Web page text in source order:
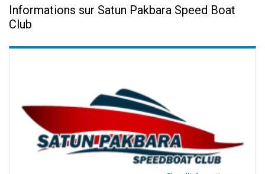
Informations sur Satun Pakbara Speed Boat
Club